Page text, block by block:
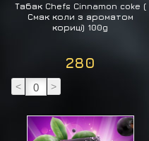
Табак Chefs Cinnamon coke (
Смак коли з ароматом
кориці) 100g
280
< >